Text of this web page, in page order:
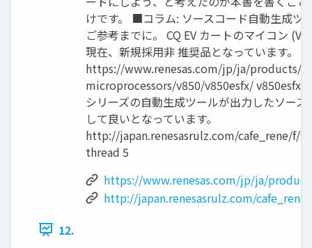
けです。 ■コラム: ソースコード自動生成ツ
ご参考までに。 CQ EV カートのマイコン
現在、新規採用非 推奨品となっています。
https://www.renesas.com/jp/ja/products/
microprocessors/v850/v850esfx/
シリーズの自動生成ツールが出力したソー
して良いとなっています。
http://japan.renesasrulz.com/cafe_rene/f/
thread 5
https://www.renesas.com/jp/ja/
http://japan.renesasrulz.com/
12.